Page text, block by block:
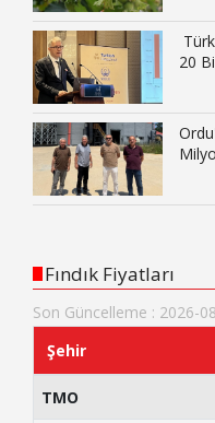
20
Fındık Fiyatları
Son Güncelleme : 2026-
Şehir
TMO